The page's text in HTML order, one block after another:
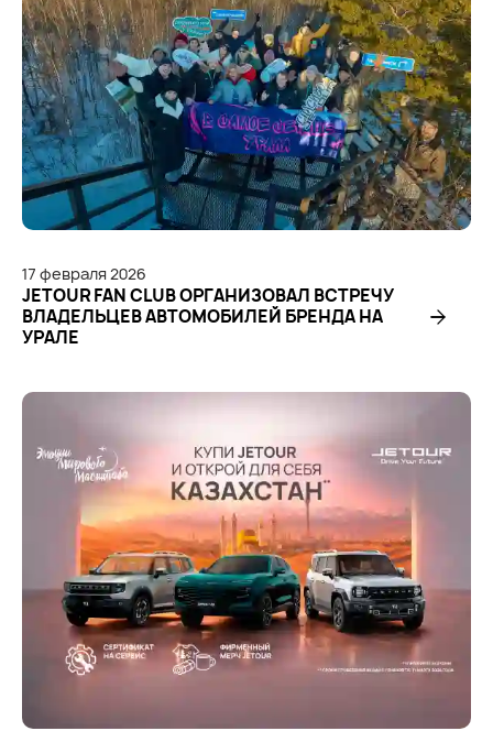
17 февраля2026
JETOUR FAN CLUB ОРГАНИЗОВАЛ ВСТРЕЧУ
ВЛАДЕЛЬЦЕВ АВТОМОБИЛЕЙ БРЕНДА НА
УРАЛЕ